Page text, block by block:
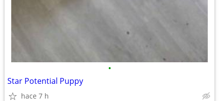
•
Star Potential Puppy
hace 7 h